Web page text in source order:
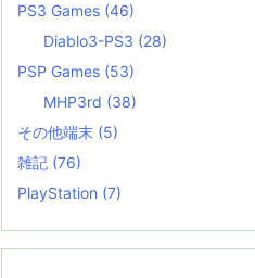
PS3 Games (46)
Diablo3-PS3 (28)
PSP Games (53)
MHP3rd (38)
その他端末 (5)
雑記 (76)
PlayStation (7)